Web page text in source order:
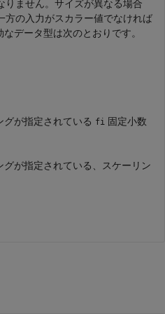
りません。サイズが異なる場合
方の入力がスカラー値でなければ
なデータ型は次のとおりです。
が指定されている fi 固定小数
グが指定されている、スケーリン